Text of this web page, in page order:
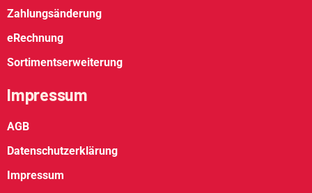
Zahlungsänderung
eRechnung
Sortimentserweiterung
Impressum
AGB
Datenschutzerklärung
Impressum